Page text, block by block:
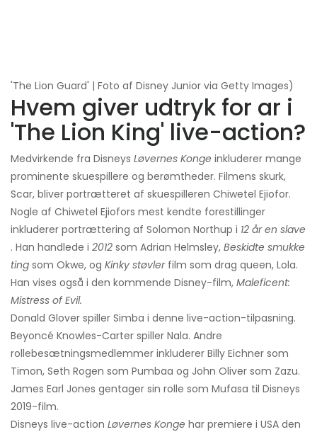
'The Lion Guard' | Foto af Disney Junior via Getty Images)
Hvem giver udtryk for ar i
'The Lion King' live-action?
Medvirkende fra Disneys Løvernes Konge inkluderer mange
prominente skuespillere og berømtheder. Filmens skurk,
Scar, bliver portrætteret af skuespilleren Chiwetel Ejiofor.
Nogle af Chiwetel Ejiofors mest kendte forestillinger
inkluderer portrættering af Solomon Northup i 12 år en slave
. Han handlede i 2012 som Adrian Helmsley, Beskidte smukke
ting som Okwe, og Kinky støvlerfilm som drag queen, Lola.
Han vises også i den kommende Disney-film, Maleficent:
Mistress of Evil.
Donald Glover spiller Simba i denne live-action-tilpasning.
Beyoncé Knowles-Carter spiller Nala. Andre
rollebesætningsmedlemmer inkluderer Billy Eichner som
Timon, Seth Rogen som Pumbaa og John Oliver som Zazu.
James Earl Jones gentager sin rolle som Mufasa til Disneys
2019-film.
Disneys live-action Løvernes Konge har premiere i USA den